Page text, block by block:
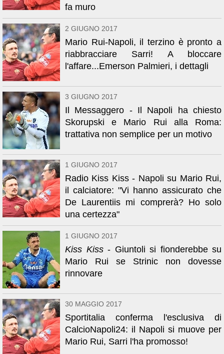
fa muro
2 GIUGNO 2017
Mario Rui-Napoli, il terzino è pronto a
riabbracciare Sarri! A bloccare
l'affare...Emerson Palmieri, i dettagli
3 GIUGNO 2017
Il Messaggero - Il Napoli ha chiesto
Skorupski e Mario Rui alla Roma:
trattativa non semplice per un motivo
1 GIUGNO 2017
Radio Kiss Kiss - Napoli su Mario Rui,
il calciatore: "Vi hanno assicurato che
De Laurentiis mi comprerà? Ho solo
una certezza"
1 GIUGNO 2017
Kiss Kiss- Giuntoli si fionderebbe su
Mario Rui se Strinic non dovesse
rinnovare
30 MAGGIO 2017
Sportitalia conferma l'esclusiva di
CalcioNapoli24: il Napoli si muove per
Mario Rui, Sarri l'ha promosso!